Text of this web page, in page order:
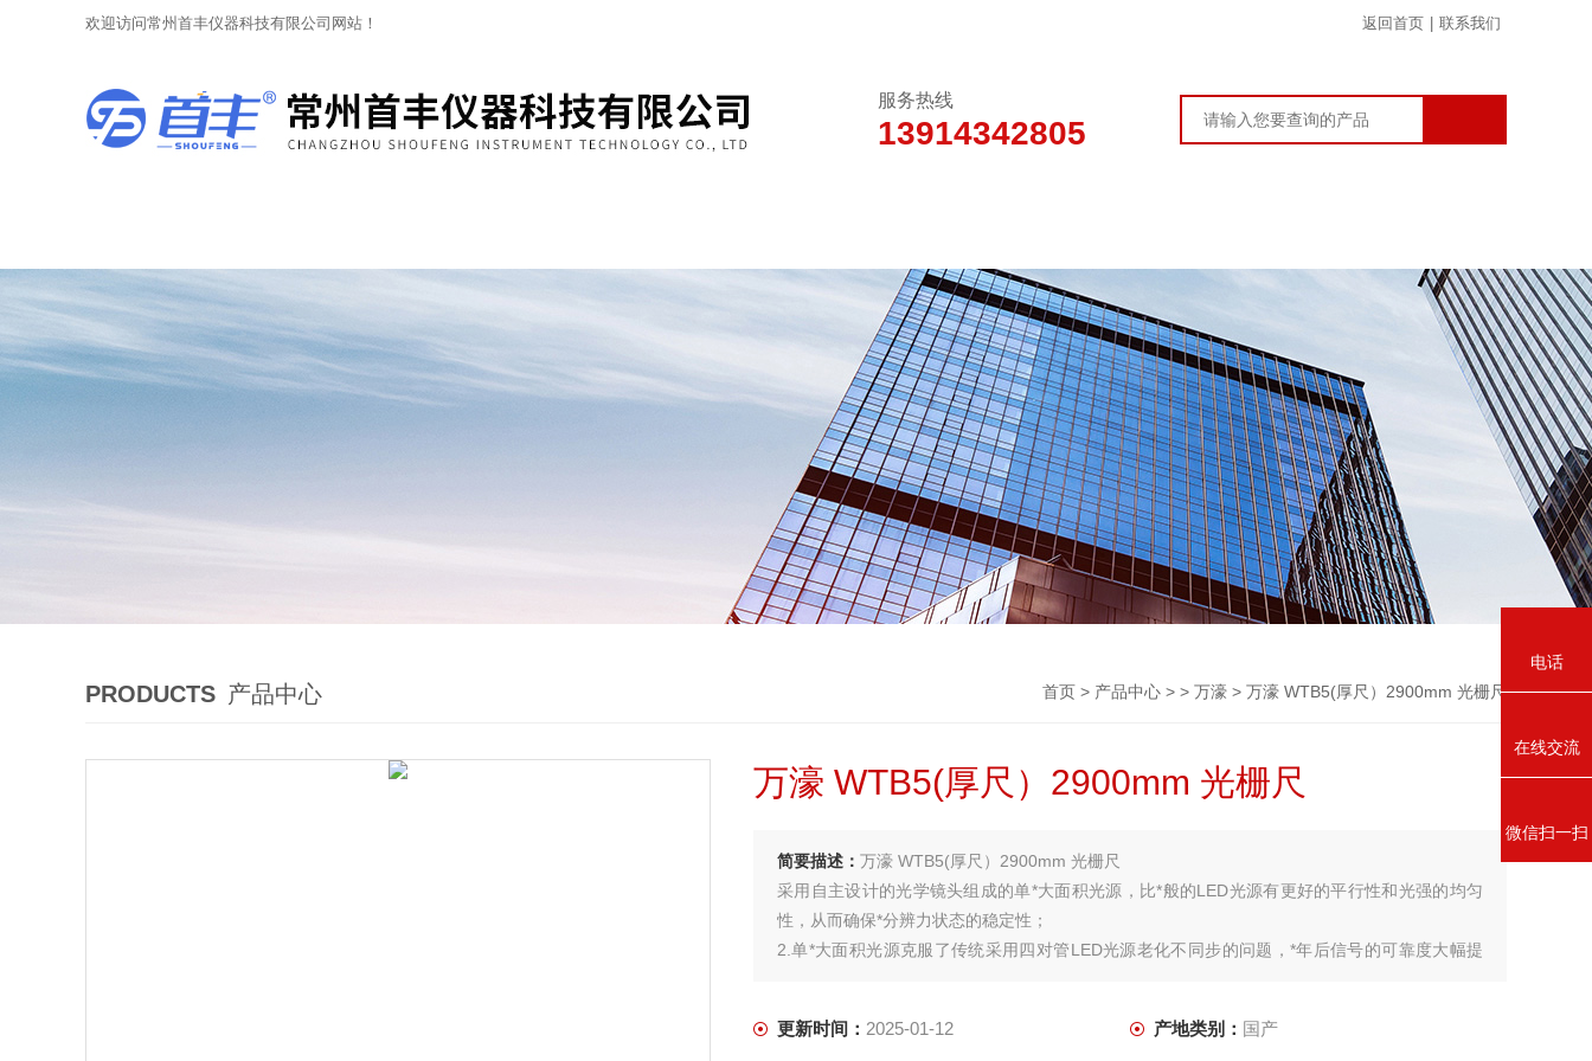
欢迎访问常州首丰仪器科技有限公司网站！ 返回首页 联系我们
服务热线
13914342805
PRODUCTS 产品中心 首页 > 产品中心 > > 万濠 > 万濠 WTB5(厚尺）2900mm 光栅尺
万濠 WTB5(厚尺）2900mm 光栅尺
简要描述： 万濠 WTB5(厚尺）2900mm 光栅尺
采用自主设计的光学镜头组成的单*大面积光源，比*般的LED光源有更好的平行性和光强的均匀
性，从而确保*分辨力状态的稳定性；
2.单*大面积光源克服了传统采用四对管LED光源老化不同步的问题，*年后信号的可靠度大幅提
更新时间： 2025-01-12 产地类别： 国产
电话
在线交流
微信扫一扫